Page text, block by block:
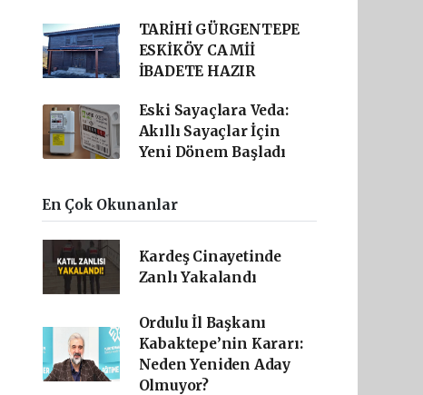
TARİHİ GÜRGENTEPE
ESKİKÖY CAMİİ
İBADETE HAZIR
Eski Sayaçlara Veda:
Akıllı Sayaçlar İçin
Yeni Dönem Başladı
En Çok Okunanlar
Kardeş Cinayetinde
Zanlı Yakalandı
Ordulu İl Başkanı
Kabaktepe’nin Kararı:
Neden Yeniden Aday
Olmuyor?